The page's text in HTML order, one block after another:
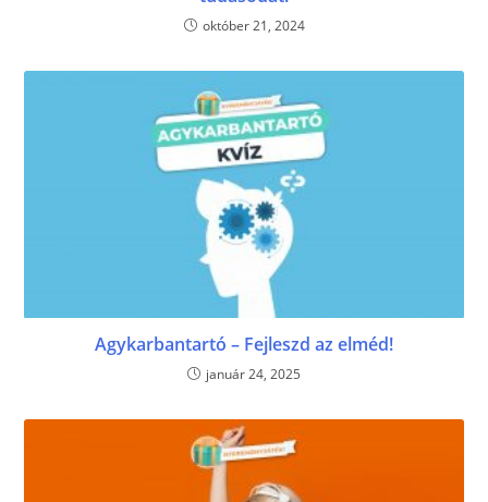
október 21, 2024
Agykarbantartó – Fejleszd az elméd!
január 24, 2025